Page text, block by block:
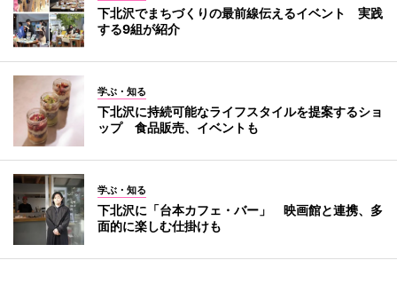
下北沢でまちづくりの最前線伝えるイベント 実践
する9組が紹介
学ぶ・知る
下北沢に持続可能なライフスタイルを提案するショ
ップ 食品販売、イベントも
学ぶ・知る
下北沢に「台本カフェ・バー」 映画館と連携、多
面的に楽しむ仕掛けも